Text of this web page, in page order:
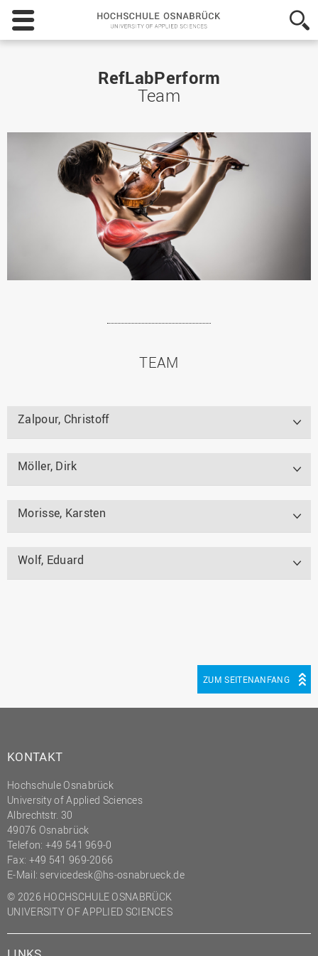
Hochschule
Osnabrück
-
RefLabPerform
Team
TEAM
Zalpour, Christoff
Möller, Dirk
Morisse, Karsten
Wolf, Eduard
ZUM SEITENANFANG
KONTAKT
Hochschule Osnabrück
University of Applied Sciences
Albrechtstr. 30
49076 Osnabrück
Telefon: +49 541 969-0
Fax: +49 541 969-2066
E-Mail: servicedesk@hs-osnabrueck.de
© 2026 HOCHSCHULE OSNABRÜCK
UNIVERSITY OF APPLIED SCIENCES